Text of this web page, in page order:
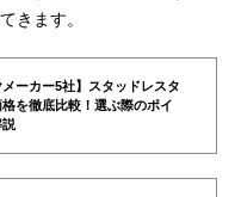
きます。
メーカー5社】スタッドレスタ
を徹底比較！選ぶ際のポイ
説